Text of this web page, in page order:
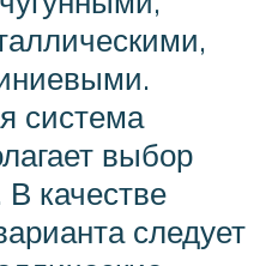
система
выбор
В качестве
следует